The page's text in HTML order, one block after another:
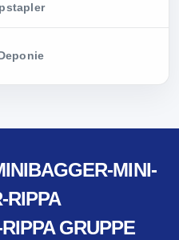
MINI-
RIPPA
GRUPPE